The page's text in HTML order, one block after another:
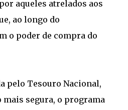
aqueles atrelados aos
ao longo do
o poder de compra do
pelo Tesouro Nacional,
mais segura, o programa